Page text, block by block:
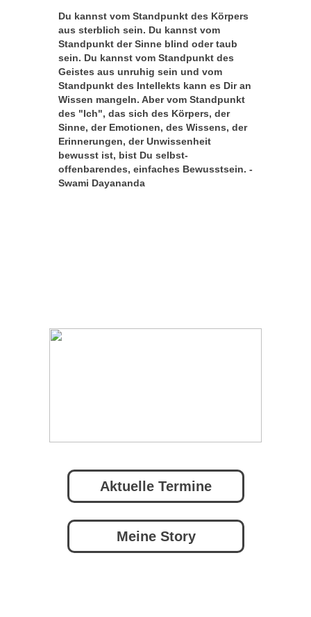
Du kannst vom Standpunkt des Körpers
aus sterblich sein. Du kannst vom
Standpunkt der Sinne blind oder taub
sein. Du kannst vom Standpunkt des
Geistes aus unruhig sein und vom
Standpunkt des Intellekts kann es Dir an
Wissen mangeln. Aber vom Standpunkt
des "Ich", das sich des Körpers, der
Sinne, der Emotionen, des Wissens, der
Erinnerungen, der Unwissenheit
bewusst ist, bist Du selbst-
offenbarendes, einfaches Bewusstsein. -
Swami Dayananda
Aktuelle Termine
Meine Story